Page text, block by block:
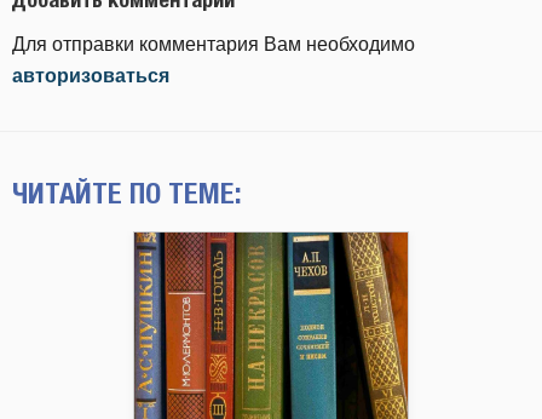
Для отправки комментария Вам необходимо
авторизоваться
ЧИТАЙТЕ ПО ТЕМЕ: